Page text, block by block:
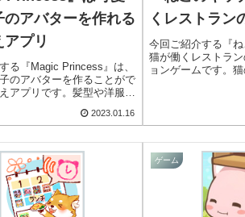
のアバターを作れる
プリ
る『Magic Princess』は、
のアバターを作ることがで
アプリです。髪型や洋服、
のアバターを作っていきま
2023.01.16
くレストラン
今回ご紹介する『ね
猫が働くレストラ
ョンゲームです。
ゲーム